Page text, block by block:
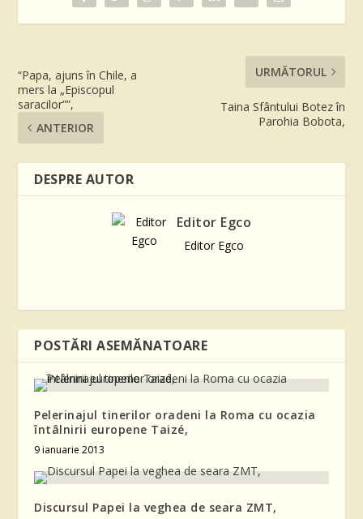
“Papa, ajuns în Chile, a
mers la „Episcopul
saracilor””,
ANTERIOR
URMĂTORUL
Taina Sfântului Botez în
Parohia Bobota,
DESPRE AUTOR
Editor Egco
Editor Egco
POSTĂRI ASEMĂNATOARE
Pelerinajul tinerilor oradeni la Roma cu ocazia
întâlnirii europene Taizé,
9 ianuarie 2013
Discursul Papei la veghea de seara ZMT,